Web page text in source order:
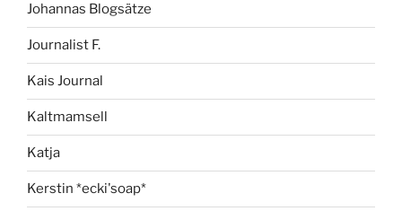
Johannas Blogsätze
Journalist F.
Kais Journal
Kaltmamsell
Katja
Kerstin *ecki'soap*